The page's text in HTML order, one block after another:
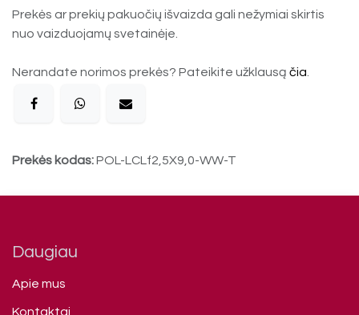
Prekės ar prekių pakuočių išvaizda gali nežymiai skirtis
nuo vaizduojamų svetainėje.
Nerandate norimos prekės? Pateikite užklausą čia
Prekės kodas:POL-LCLf2,5X9,0-WW-T
Daugiau
Apie mus
Kontaktai